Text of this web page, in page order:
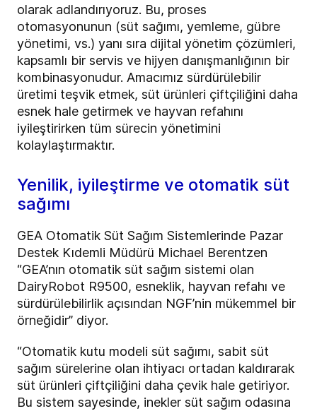
olarak adlandırıyoruz. Bu, proses
otomasyonunun (süt sağımı, yemleme, gübre
yönetimi, vs.) yanı sıra dijital yönetim çözümleri,
kapsamlı bir servis ve hijyen danışmanlığının bir
kombinasyonudur. Amacımız sürdürülebilir
üretimi teşvik etmek, süt ürünleri çiftçiliğini daha
esnek hale getirmek ve hayvan refahını
iyileştirirken tüm sürecin yönetimini
kolaylaştırmaktır.
Yenilik, iyileştirme ve otomatik süt
sağımı
GEA Otomatik Süt Sağım Sistemlerinde Pazar
Destek Kıdemli Müdürü Michael Berentzen
“GEA’nın otomatik süt sağım sistemi olan
DairyRobot R9500, esneklik, hayvan refahı ve
sürdürülebilirlik açısından NGF’nin mükemmel bir
örneğidir” diyor.
“Otomatik kutu modeli süt sağımı, sabit süt
sağım sürelerine olan ihtiyacı ortadan kaldırarak
süt ürünleri çiftçiliğini daha çevik hale getiriyor.
Bu sistem sayesinde, inekler süt sağım odasına